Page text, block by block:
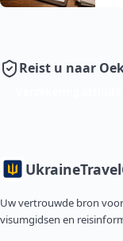
Reist u naar
Ukraine
Uw vertrouwde bron
visumgidsen en